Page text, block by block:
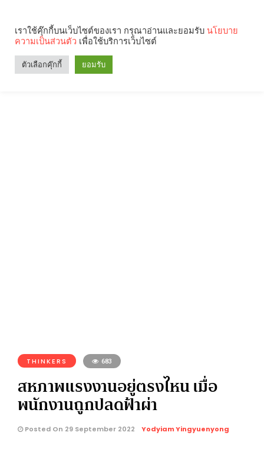
THINKERS 683
สหภาพแรงงานอยู่ตรงไหน เมื่อ
พนักงานถูกปลดฟ้าผ่า
Posted On 29 September 2022 Yodyiam Yingyuenyong
เราใช้คุ๊กกี้บนเว็บไซต์ของเรา กรุณาอ่านและยอมรับ นโยบาย
ความเป็นส่วนตัว เพื่อใช้บริการเว็บไซต์
ตัวเลือกคุ๊กกี้ ยอมรับ